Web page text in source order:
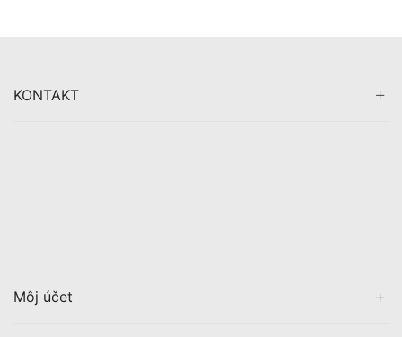
KONTAKT
Môj účet